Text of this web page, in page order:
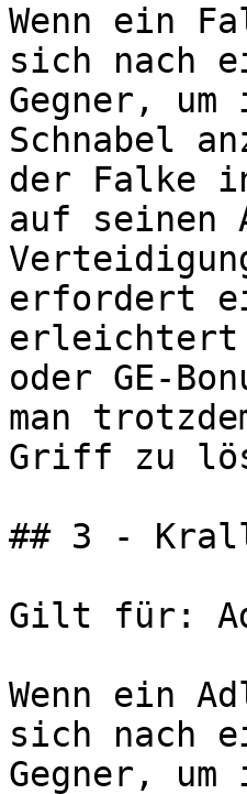
Wenn ein
sich nach
Gegner,
Schnabel
der Falke
auf seinen
erfordert
erleichtert
oder GE-
man
Griff zu
## 3 -
Gilt für:
Wenn ein
sich nach
Gegner,